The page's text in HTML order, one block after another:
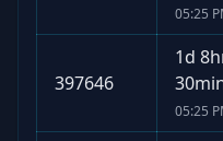
05:25
397646
1d
05:25